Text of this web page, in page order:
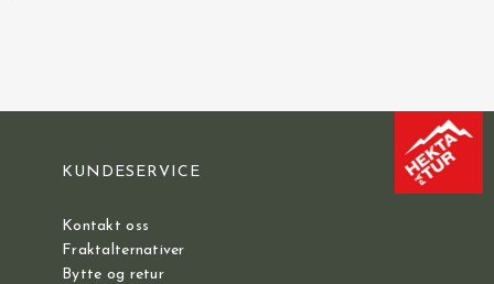
KUNDESERVICE
Kontakt oss
Fraktalternativer
Bytte og retur